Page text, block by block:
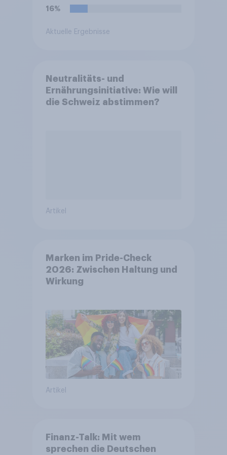
oder lehnen Sie es ab?
16%
Aktuelle Ergebnisse
Neutralitäts- und
Ernährungsinitiative: Wie will
die Schweiz abstimmen?
Artikel
Marken im Pride-Check
2026: Zwischen Haltung und
Wirkung
Artikel
Finanz-Talk: Mit wem
sprechen die Deutschen